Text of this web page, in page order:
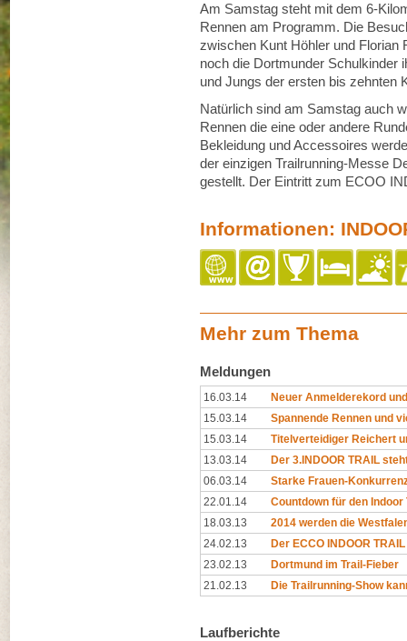
Am Samstag steht mit dem 6-
Rennen am Programm. Die
zwischen Kunt Höhler und Florian
noch die Dortmunder Schulkinder
und Jungs der ersten bis zehnten
Natürlich sind am Samstag auch
Rennen die eine oder andere
Bekleidung und Accessoires
der einzigen Trailrunning-Messe
gestellt. Der Eintritt zum ECOO
Informationen:
Mehr zum Thema
Meldungen
16.03.14
Neuer Anmelderekord
15.03.14
Spannende Rennen und
15.03.14
Titelverteidiger Reichert
13.03.14
Der 3.INDOOR TRAIL
06.03.14
Starke Frauen-
22.01.14
Countdown für den Indoor
18.03.13
2014 werden die
24.02.13
Der ECCO INDOOR
23.02.13
Dortmund im Trail-Fieber
21.02.13
Die Trailrunning-Show
Laufberichte